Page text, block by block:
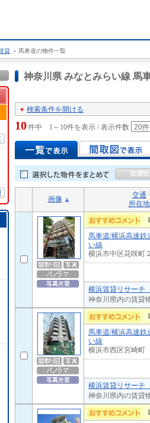
貸 ＞ 馬車道の物件一覧
神奈川県 みなとみらい線 馬
検索条件を開ける
10件中 1～10件を表示 / 表示件数
画像
交通
所在地
馬車道/横浜高速鉄
い線
横浜市中区花咲町
横浜賃貸リサーチ
神奈川県内の賃貸
馬車道/横浜高速鉄
い線
横浜市西区宮崎町
横浜賃貸リサーチ
神奈川県内の賃貸